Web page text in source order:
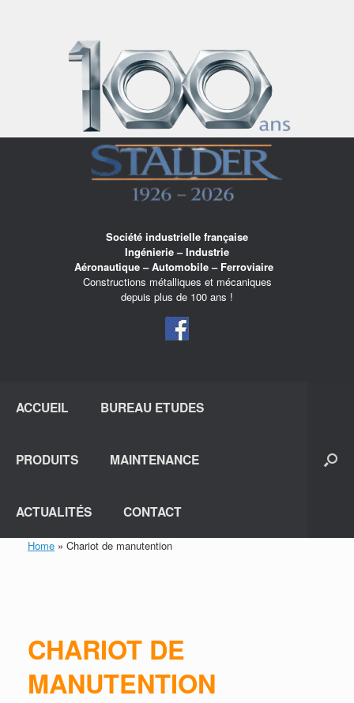
Société industrielle française
Ingénierie – Industrie
Aéronautique – Automobile – Ferroviaire
Constructions métalliques et mécaniques
depuis plus de 100 ans !
ACCUEIL BUREAU ETUDES
PRODUITS MAINTENANCE
ACTUALITÉS CONTACT
Home » Chariot de manutention
CHARIOT DE
MANUTENTION